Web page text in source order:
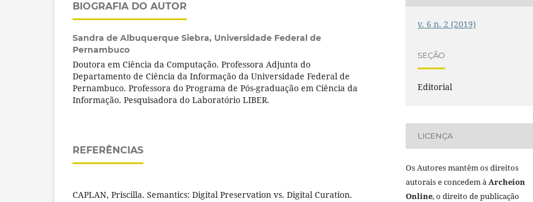
BIOGRAFIA DO AUTOR
Sandra de Albuquerque Siebra, Universidade Federal de
Pernambuco
Doutora em Ciência da Computação. Professora Adjunta do
Departamento de Ciência da Informação da Universidade Federal de
Pernambuco. Professora do Programa de Pós-graduação em Ciência da
Informação. Pesquisadora do Laboratório LIBER.
REFERÊNCIAS
CAPLAN, Priscilla. Semantics: Digital Preservation vs. Digital Curation.
v. 6 n. 2 (2019)
SEÇÃO
Editorial
LICENÇA
Os Autores mantêm os direitos
autorais e concedem à Archeion
Online, o direito de publicação